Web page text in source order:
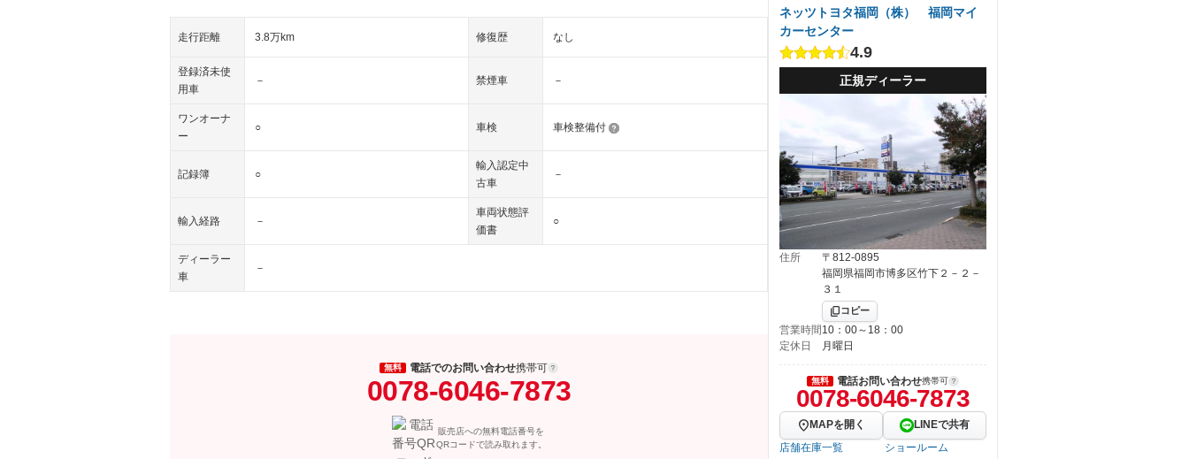
走行距離 3.8万km 修復歴 なし
登録済未使
用車
－ 禁煙車 －
ワンオーナ
ー
○ 車検 車検整備付
記録簿 ○
輸入認定中
古車
－
輸入経路 －
車両状態評
価書
○
ディーラー
車
－
無料 電話でのお問い合わせ携帯可
0078-6046-7873
販売店への無料電話番号を
QRコードで読み取れます。
ネッツトヨタ福岡（株） 福岡マイ
カーセンター
4.9
正規ディーラー
住所
〒812-0895
福岡県福岡市博多区竹下２－２－
３１
コピー
営業時間10：00～18：00
定休日
月曜日
無料 電話お問い合わせ携帯可
0078-6046-7873
MAPを開く
LINEで共有
店舗在庫一覧
ショールーム